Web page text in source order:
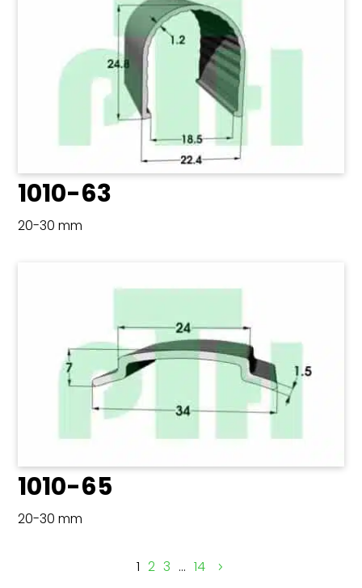
1010-63
20-30 mm
1010-65
20-30 mm
1 2 3 … 14